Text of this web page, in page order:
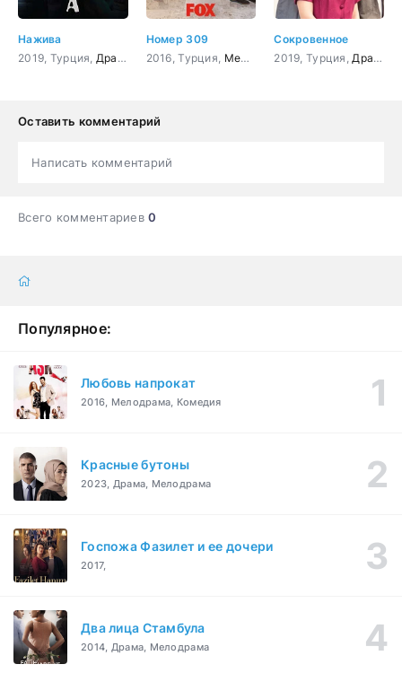
Нажива
2019, Турция, Драма
Номер 309
2016, Турция, Мелодрама ,Комедия
Сокровенное
2019, Турция, Драма
Оставить комментарий
Написать комментарий
Всего комментариев0
Популярное:
Любовь напрокат
2016, Мелодрама, Комедия
Красные бутоны
2023, Драма, Мелодрама
Госпожа Фазилет и ее дочери
2017,
Два лица Стамбула
2014, Драма, Мелодрама